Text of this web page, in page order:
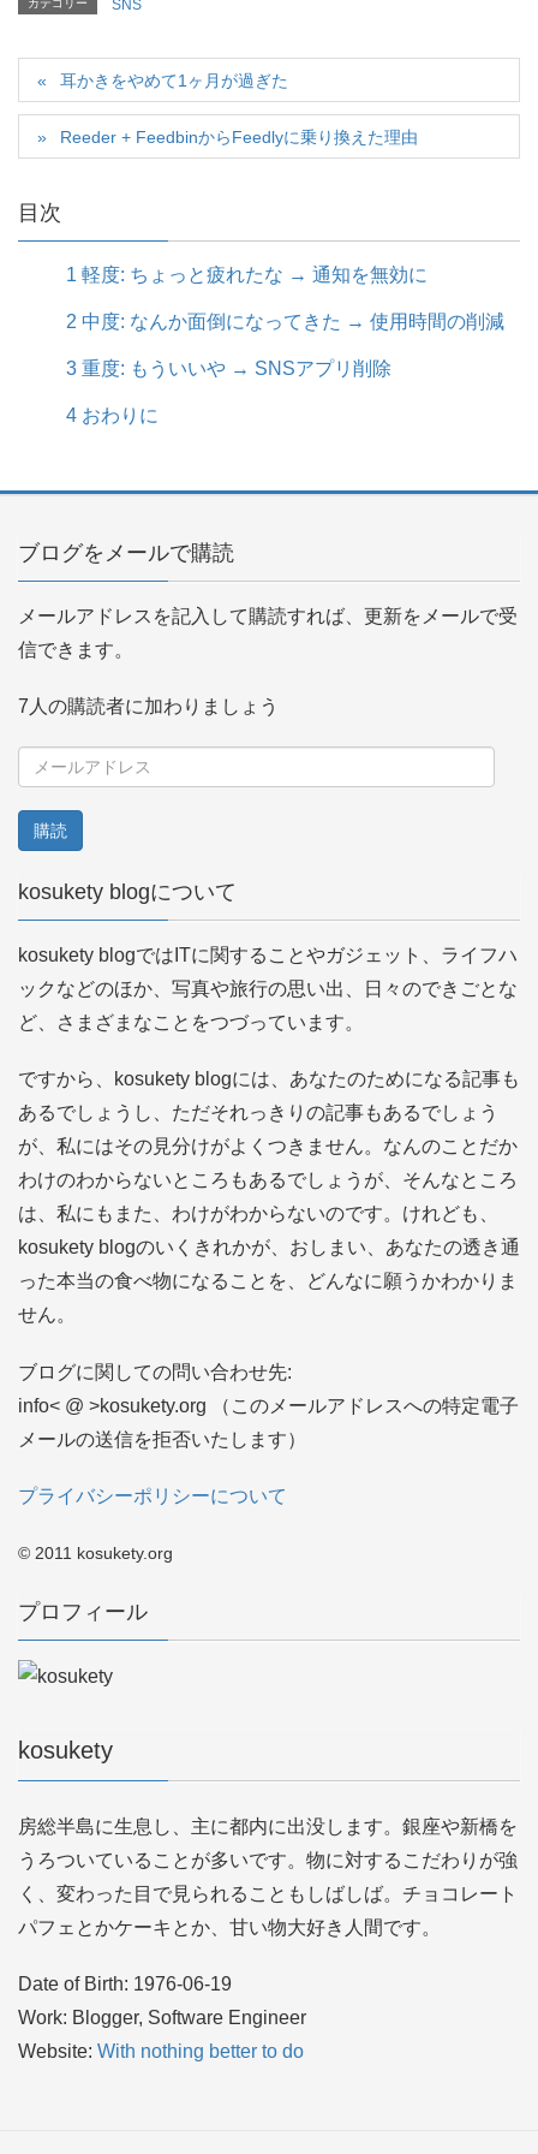
カテゴリー SNS
耳かきをやめて1ヶ月が過ぎた
Reeder + FeedbinからFeedlyに乗り換えた理由
目次
1 軽度: ちょっと疲れたな → 通知を無効に
2 中度: なんか面倒になってきた → 使用時間の削減
3 重度: もういいや → SNSアプリ削除
4 おわりに
ブログをメールで購読
メールアドレスを記入して購読すれば、更新をメールで受
信できます。
7人の購読者に加わりましょう
ル
ド
ス
kosukety blogについて
kosukety blogではITに関することやガジェット、ライフハ
ックなどのほか、写真や旅行の思い出、日々のできごとな
ど、さまざまなことをつづっています。
ですから、kosukety blogには、あなたのためになる記事も
あるでしょうし、ただそれっきりの記事もあるでしょう
が、私にはその見分けがよくつきません。なんのことだか
わけのわからないところもあるでしょうが、そんなところ
は、私にもまた、わけがわからないのです。けれども、
kosukety blogのいくきれかが、おしまい、あなたの透き通
った本当の食べ物になることを、どんなに願うかわかりま
せん。
ブログに関しての問い合わせ先:
info< @ >kosukety.org （このメールアドレスへの特定電子
メールの送信を拒否いたします）
プライバシーポリシーについて
© 2011 kosukety.org
プロフィール
kosukety
房総半島に生息し、主に都内に出没します。銀座や新橋を
うろついていることが多いです。物に対するこだわりが強
く、変わった目で見られることもしばしば。チョコレート
パフェとかケーキとか、甘い物大好き人間です。
Date of Birth: 1976-06-19
Work: Blogger, Software Engineer
Website: With nothing better to do